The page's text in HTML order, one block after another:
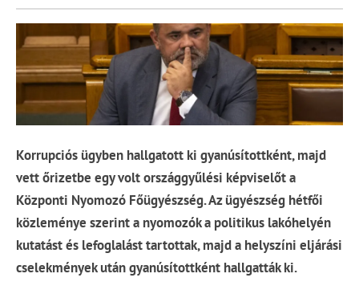
Korrupciós ügyben hallgatott ki gyanúsítottként, majd
vett őrizetbe egy volt országgyűlési képviselőt a
Központi Nyomozó Főügyészség. Az ügyészség hétfői
közleménye szerint a nyomozók a politikus lakóhelyén
kutatást és lefoglalást tartottak, majd a helyszíni eljárási
cselekmények után gyanúsítottként hallgatták ki.